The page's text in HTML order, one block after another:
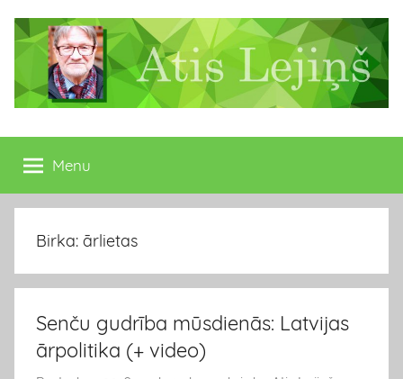
content
Atis
Lejiņš
13.
Saeimas
deputāts
Menu
Birka: ārlietas
Senču gudrība mūsdienās: Latvijas
ārpolitika (+ video)